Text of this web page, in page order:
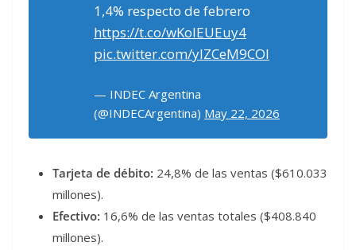
1,4% respecto de febrero
https://t.co/wKoIEUEuy4
pic.twitter.com/yIZCeM9COI
— INDEC Argentina
(@INDECArgentina) May 22, 2026
Tarjeta de débito: 24,8% de las ventas ($610.033
millones).
Efectivo: 16,6% de las ventas totales ($408.840
millones).